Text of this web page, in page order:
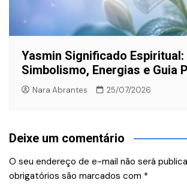
Yasmin Significado Espiritual:
Simbolismo, Energias e Guia
Nara Abrantes 25/07/2026
Deixe um comentário
O seu endereço de e-mail não será
obrigatórios são marcados com *